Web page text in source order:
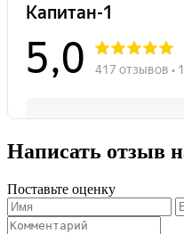
Написать отзыв
Поставьте оценку